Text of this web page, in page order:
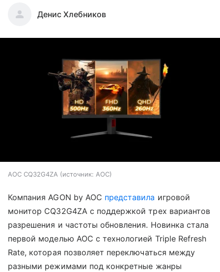
Денис Хлебников
AOC CQ32G4ZA источник: AOC
Компания AGON by AOC представила игровой
монитор CQ32G4ZA с поддержкой трех вариантов
разрешения и частоты обновления. Новинка стала
первой моделью AOC с технологией Triple Refresh
Rate, которая позволяет переключаться между
разными режимами под конкретные жанры